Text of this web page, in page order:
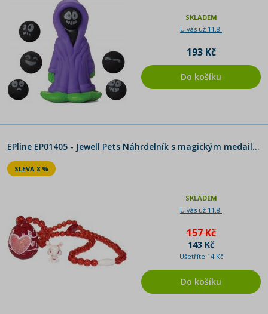
SKLADEM
U vás už 11.8.
193 Kč
Do košíku
EPline EP01405 - Jewell Pets Náhrdelník s magickým medailonem - Ruby
SLEVA 8 %
SKLADEM
U vás už 11.8.
157 Kč
143 Kč
Ušetříte 14 Kč
Do košíku